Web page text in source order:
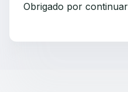
Obrigado por